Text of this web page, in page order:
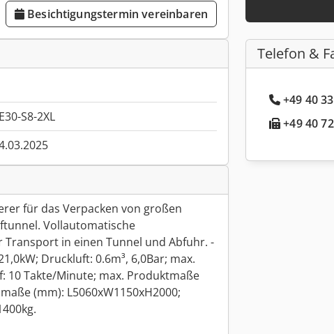
Besichtigungstermin vereinbaren
S8-2XL
für das Verpacken von großen
Vollautomatische
in einen Tunnel und Abfuhr. -
Druckluft: 0.6m³, 6,0Bar; max.
10 Takte/Minute; max. Produktmaße
(mm): L5060xW1150xH2000;
Telefon &
+49 40
+49 40